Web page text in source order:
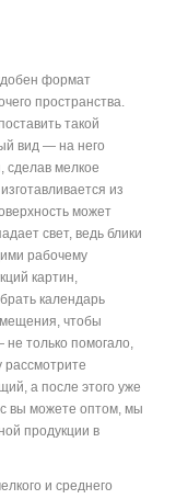
формат
пространства.
такой
вид — на него
сделав мелкое
из
может
свет, ведь блики
рабочему
картин,
календарь
чтобы
только помогало,
а после этого уже
вы можете оптом, мы
продукции в
и среднего